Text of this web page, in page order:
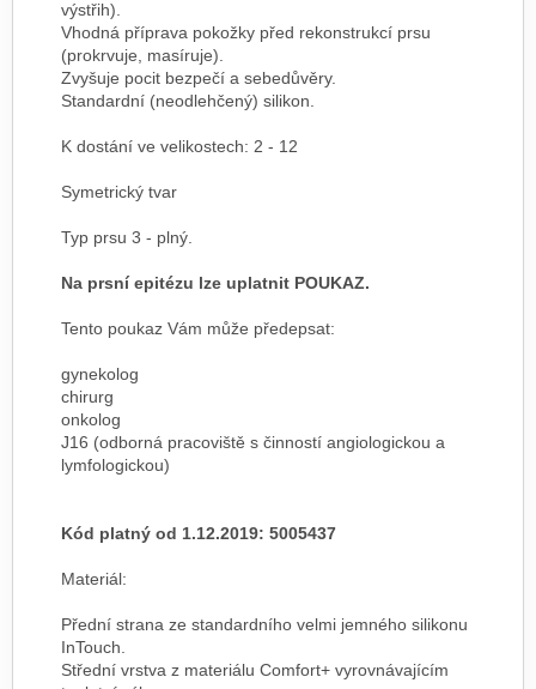
výstřih).
Vhodná příprava pokožky před rekonstrukcí prsu
(prokrvuje, masíruje).
Zvyšuje pocit bezpečí a sebedůvěry.
Standardní (neodlehčený) silikon.
K dostání ve velikostech: 2 - 12
Symetrický tvar
Typ prsu 3 - plný.
Na prsní epitézu lze uplatnit POUKAZ.
Tento poukaz Vám může předepsat:
gynekolog
chirurg
onkolog
J16 (odborná pracoviště s činností angiologickou a
lymfologickou)
Kód platný od 1.12.2019: 5005437
Materiál:
Přední strana ze standardního velmi jemného silikonu
InTouch.
Střední vrstva z materiálu Comfort+ vyrovnávajícím